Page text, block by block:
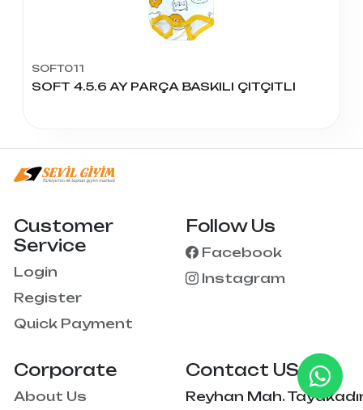
SOFT011
SOFT 4.5.6 AY PARÇA BASKILI ÇITÇITLI
Corporate
About Us
Customer
Service
Login
Register
Quick Payment
Follow Us
Facebook
Instagram
Contact US
Reyhan Mah.